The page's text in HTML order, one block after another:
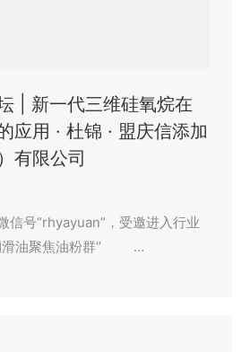
| 新一代三维硅氧烷在
应用 · 杜锦 · 盟庆信添加
有限公司
信号“rhyayuan”，受邀进入行业
滑油聚焦油粉群‘’ …